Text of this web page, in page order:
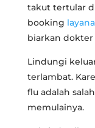
takut tertular
booking
biarkan
Lindungi
terlambat.
flu adalah
memulainya.